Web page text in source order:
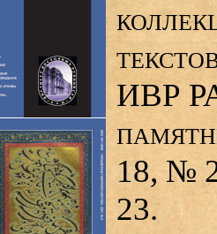
ИВР
18, №
23.